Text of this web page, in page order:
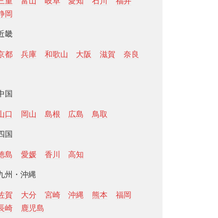
岡
畿
都 兵庫 和歌山 大阪 滋賀 奈良
国
口 岡山 島根 広島 鳥取
国
島 愛媛 香川 高知
州・沖縄
賀 大分 宮崎 沖縄 熊本
福岡
崎
鹿児島